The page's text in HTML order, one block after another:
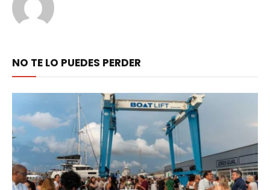
NO TE LO PUEDES PERDER